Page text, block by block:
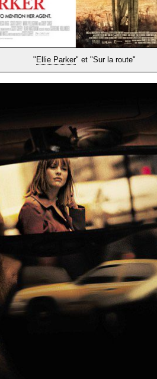
"Ellie Parker" et "Sur la route"